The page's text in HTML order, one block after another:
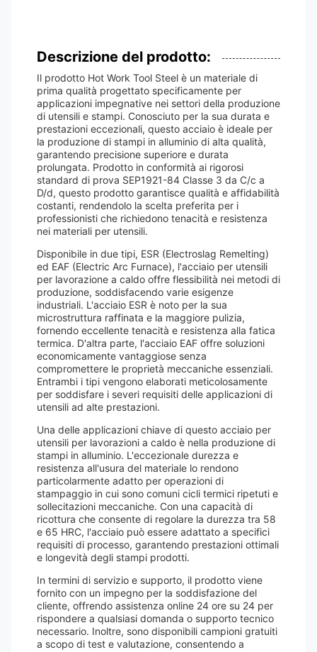
Descrizione del prodotto:
Il prodotto Hot Work Tool Steel è un materiale di
prima qualità progettato specificamente per
applicazioni impegnative nei settori della produzione
di utensili e stampi. Conosciuto per la sua durata e
prestazioni eccezionali, questo acciaio è ideale per
la produzione di stampi in alluminio di alta qualità,
garantendo precisione superiore e durata
prolungata. Prodotto in conformità ai rigorosi
standard di prova SEP1921-84 Classe 3 da C/c a
D/d, questo prodotto garantisce qualità e affidabilità
costanti, rendendolo la scelta preferita per i
professionisti che richiedono tenacità e resistenza
nei materiali per utensili.
Disponibile in due tipi, ESR (Electroslag Remelting)
ed EAF (Electric Arc Furnace), l'acciaio per utensili
per lavorazione a caldo offre flessibilità nei metodi di
produzione, soddisfacendo varie esigenze
industriali. L'acciaio ESR è noto per la sua
microstruttura raffinata e la maggiore pulizia,
fornendo eccellente tenacità e resistenza alla fatica
termica. D'altra parte, l'acciaio EAF offre soluzioni
economicamente vantaggiose senza
compromettere le proprietà meccaniche essenziali.
Entrambi i tipi vengono elaborati meticolosamente
per soddisfare i severi requisiti delle applicazioni di
utensili ad alte prestazioni.
Una delle applicazioni chiave di questo acciaio per
utensili per lavorazioni a caldo è nella produzione di
stampi in alluminio. L'eccezionale durezza e
resistenza all'usura del materiale lo rendono
particolarmente adatto per operazioni di
stampaggio in cui sono comuni cicli termici ripetuti e
sollecitazioni meccaniche. Con una capacità di
ricottura che consente di regolare la durezza tra 58
e 65 HRC, l'acciaio può essere adattato a specifici
requisiti di processo, garantendo prestazioni ottimali
e longevità degli stampi prodotti.
In termini di servizio e supporto, il prodotto viene
fornito con un impegno per la soddisfazione del
cliente, offrendo assistenza online 24 ore su 24 per
rispondere a qualsiasi domanda o supporto tecnico
necessario. Inoltre, sono disponibili campioni gratuiti
a scopo di test e valutazione, consentendo a